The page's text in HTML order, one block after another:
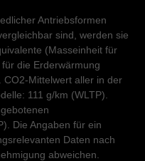
Antriebsformen
sind, werden sie
(Masseinheit für
die Erderwärmung
CO2-Mittelwert aller in der
111 g/km (WLTP).
Die Angaben für ein
Daten nach
abweichen.